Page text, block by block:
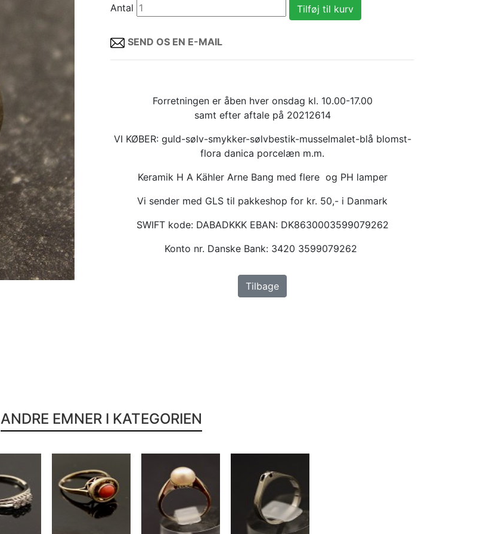
Antal
SEND OS EN E-MAIL
Forretningen er åben hver onsdag kl. 10.00-17.00
samt efter aftale på 20212614
VI KØBER: guld-sølv-smykker-sølvbestik-musselmalet-blå blomst-
flora danica porcelæn m.m.
Keramik H A Kähler Arne Bang med flere og PH lamper
Vi sender med GLS til pakkeshop for kr. 50,- i Danmark
SWIFT kode: DABADKKK EBAN: DK8630003599079262
Konto nr. Danske Bank: 3420 3599079262
Tilbage
ANDRE EMNER I KATEGORIEN